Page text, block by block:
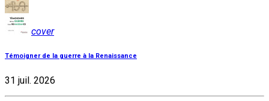
cover
Témoigner de la guerre à la Renaissance
31 juil. 2026